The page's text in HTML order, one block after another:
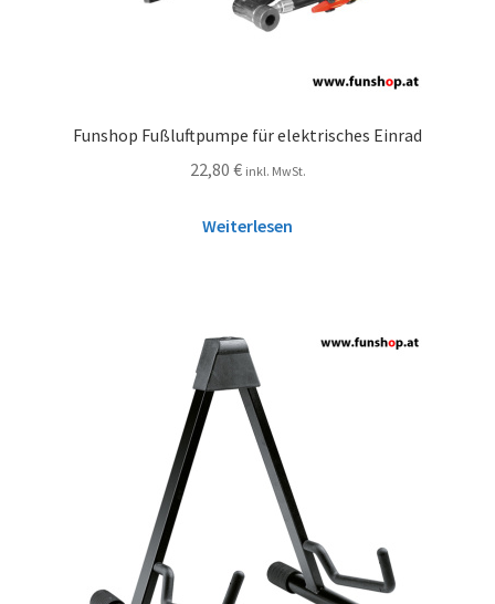
Funshop Fußluftpumpe für elektrisches Einrad
22,80 € inkl. MwSt.
Weiterlesen